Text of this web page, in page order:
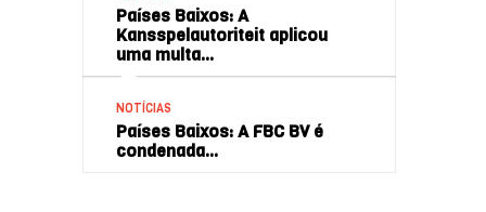
Países Baixos: A
Kansspelautoriteit aplicou
uma multa…
NOTÍCIAS
Países Baixos: A FBC BV é
condenada…